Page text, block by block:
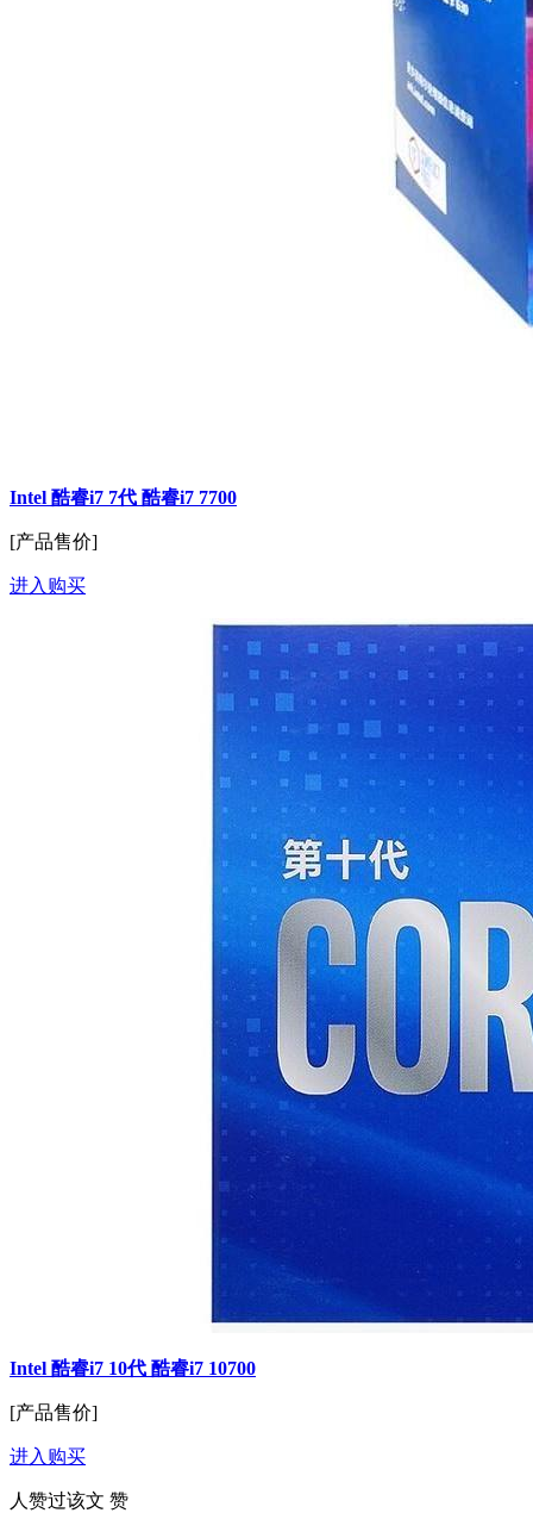
Intel 酷睿i7 7代 酷睿i7 7700
[产品售价]
进入购买
Intel 酷睿i7 10代 酷睿i7 10700
[产品售价]
进入购买
人赞过该文 赞